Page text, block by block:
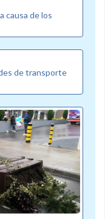
causa de los
de transporte